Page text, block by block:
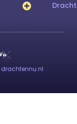
drachtennu.nl